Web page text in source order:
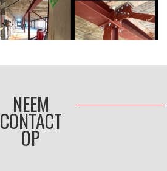
NEEM
CONTACT
OP